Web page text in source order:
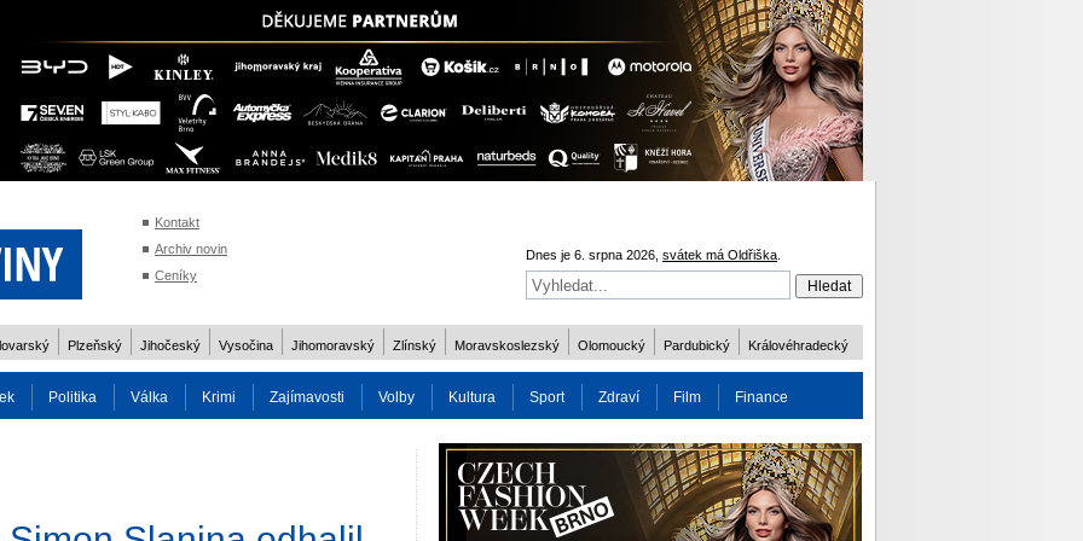
Kontakt
Archiv novin
Ceníky
Dnes je 6. srpna 2026, svátek má Oldřiška
Plzeňský Jihočeský Vysočina Jihomoravský Zlínský Moravskoslezský Olomoucký Pardubický Královéhradecký
Politika Válka Krimi Zajímavosti Volby Kultura Sport Zdraví Film Finance
Charita Osobnost Více ODM 2016